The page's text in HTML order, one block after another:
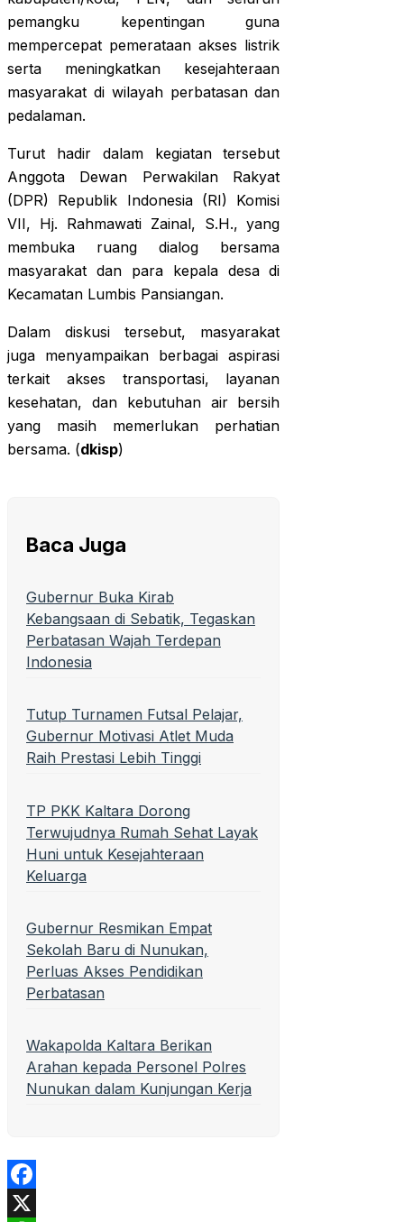
pemangku kepentingan guna
mempercepat pemerataan akses listrik
serta meningkatkan kesejahteraan
masyarakat di wilayah perbatasan dan
pedalaman.
Turut hadir dalam kegiatan tersebut
Anggota Dewan Perwakilan Rakyat
(DPR) Republik Indonesia (RI) Komisi
VII, Hj. Rahmawati Zainal, S.H., yang
membuka ruang dialog bersama
masyarakat dan para kepala desa di
Kecamatan Lumbis Pansiangan.
Dalam diskusi tersebut, masyarakat
juga menyampaikan berbagai aspirasi
terkait akses transportasi, layanan
kesehatan, dan kebutuhan air bersih
yang masih memerlukan perhatian
bersama. (dkisp)
Baca Juga
Gubernur Buka Kirab
Kebangsaan di Sebatik, Tegaskan
Perbatasan Wajah Terdepan
Indonesia
Tutup Turnamen Futsal Pelajar,
Gubernur Motivasi Atlet Muda
Raih Prestasi Lebih Tinggi
TP PKK Kaltara Dorong
Terwujudnya Rumah Sehat Layak
Huni untuk Kesejahteraan
Keluarga
Gubernur Resmikan Empat
Sekolah Baru di Nunukan,
Perluas Akses Pendidikan
Perbatasan
Wakapolda Kaltara Berikan
Arahan kepada Personel Polres
Nunukan dalam Kunjungan Kerja
Facebook